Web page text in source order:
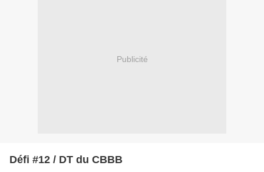
Publicité
Défi #12 / DT du CBBB